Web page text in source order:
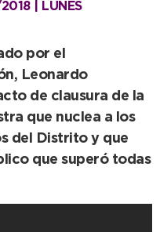
| LUNES
por el
Leonardo
de clausura de la
que nuclea a los
del Distrito y que
que superó todas